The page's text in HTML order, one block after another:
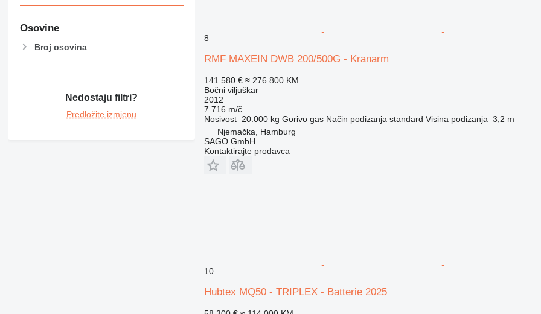
Osovine
Broj osovina
Nedostaju filtri?
Predložite izmjenu
8
RMF MAXEIN DWB 200/500G - Kranarm
141.580 € ≈ 276.800 KM
Bočni viljuškar
2012
7.716 m/č
Nosivost 20.000 kg Gorivo gas Način podizanja standard Visina podizanja 3,2 m
Njemačka, Hamburg
SAGO GmbH
Kontaktirajte prodavca
10
Hubtex MQ50 - TRIPLEX - Batterie 2025